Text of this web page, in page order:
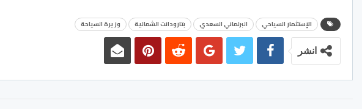
الإستثمار السياحي البرلماني السعدي بتارودانت الشمالية وزيرة السياحة
انشر